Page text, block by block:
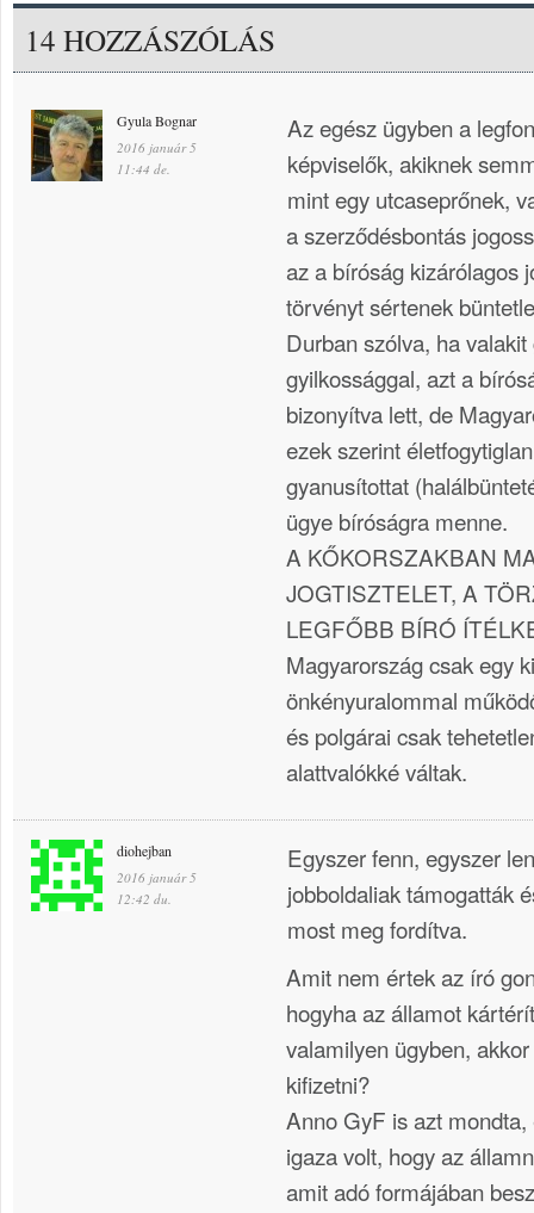
14 HOZZÁSZÓLÁS
Gyula Bognar
2016 január 5
11:44 de.
Az egész ügyben a
képviselők, akiknek
mint egy utcaseprőnek,
a szerződésbontás
az a bíróság kizárólagos
törvényt sértenek
Durban szólva, ha
gyilkossággal, azt a
bizonyítva lett, de
ezek szerint
gyanusítottat
ügye bíróságra menne.
A KŐKORSZAKBAN
JOGTISZTELET, A
LEGFŐBB BÍRÓ
Magyarország csak egy
önkényuralommal
és polgárai csak
alattvalókké váltak.
diohejban
2016 január 5
12:42 du.
Egyszer fenn, egyszer
jobboldaliak támogatták
most meg fordítva.
Amit nem értek az író
hogyha az államot
valamilyen ügyben,
kifizetni?
Anno GyF is azt
igaza volt, hogy az
amit adó formájában